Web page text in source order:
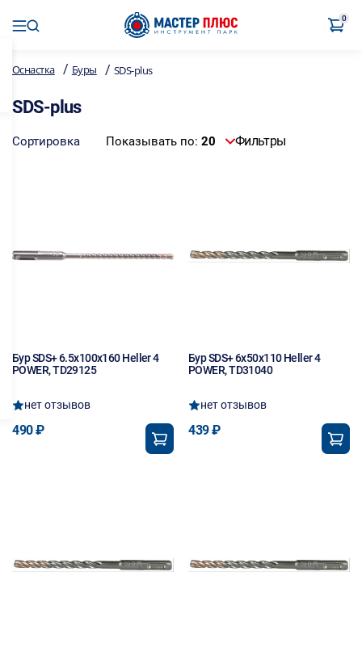
0
Оснастка / Буры / SDS-plus
SDS-plus
Сортировка Показывать по: 20 Фильтры
Бур SDS+ 6.5х100х160 Heller 4
POWER, TD29125
нет отзывов
490 ₽
Бур SDS+ 6х50х110 Heller 4
POWER, TD31040
нет отзывов
439 ₽